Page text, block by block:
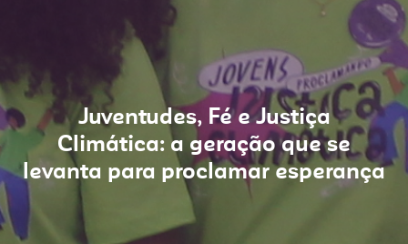
Juventudes, Fé e Justiça
Climática: a geração que se
levanta para proclamar esperança